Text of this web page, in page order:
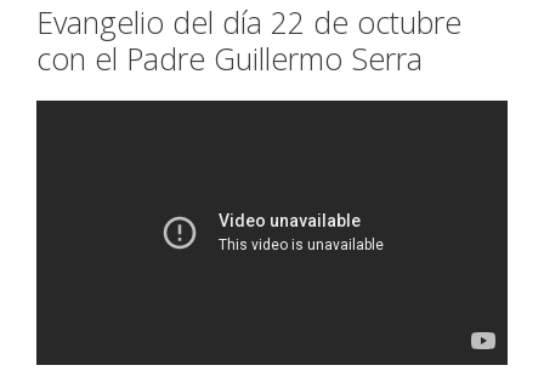
Evangelio del día 22 de octubre
con el Padre Guillermo Serra